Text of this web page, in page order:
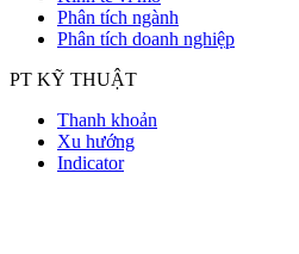
Phân tích ngành
Phân tích doanh nghiệp
PT KỸ THUẬT
Thanh khoản
Xu hướng
Indicator